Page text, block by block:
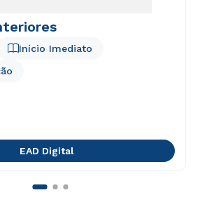
Início Imediato
EAD Digital